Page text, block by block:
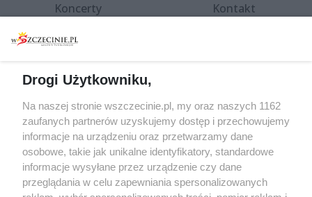
Koncerty
Spacery i oprowadzania
targi
Wernisaże
Więcej
Kontakt
Specjalny koncert z okazji
20. urodzin portalu
wSzczecinie.pl
Regulamin konkursów
śniadaniówka "Hej
Szczecin! Jest piątek!"
Drogi Użytkowniku,
Na naszej stronie wszczecinie.pl, my oraz naszych 1162
zaufanych partnerów uzyskujemy dostęp i przechowujemy
informacje na urządzeniu oraz przetwarzamy dane
osobowe, takie jak unikalne identyfikatory, standardowe
informacje wysyłane przez urządzenie czy dane
przeglądania w celu zapewniania spersonalizowanych